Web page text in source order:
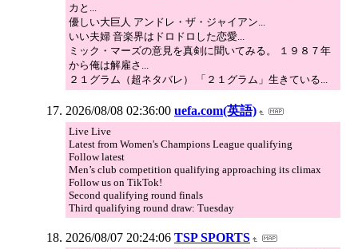
カと...
優しい大巨人 アンドレ・ザ・ジャイアン...
いい夫婦 音楽界はドロドロした恋愛...
ミック・マーズの意見を真剣に聞いてみる。 １９８７年
から俺は解雇さ...
２１グラム（超ネタバレ） 「２１グラム」生きている...
2026/08/08 02:36:00 uefa.com(英語)
Live Live
Latest from Women's Champions League qualifying
Follow latest
Men’s club competition qualifying approaching its climax
Follow us on TikTok!
Second qualifying round finals
Third qualifying round draw: Tuesday
2026/08/07 20:24:06 TSP SPORTS